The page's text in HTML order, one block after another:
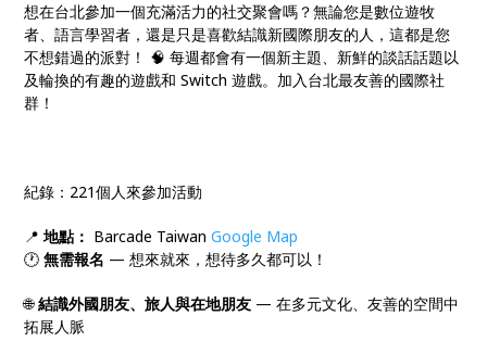
想在台北參加一個充滿活力的社交聚會嗎？無論您是數位遊牧
者、語言學習者，還是只是喜歡結識新國際朋友的人，這都是您
不想錯過的派對！ 🧠 每週都會有一個新主題、新鮮的談話話題以
及輪換的有趣的遊戲和 Switch 遊戲。加入台北最友善的國際社
群！
紀錄：221個人來參加活動
📍地點： Barcade Taiwan Google Map
🕐無需報名 — 想來就來，想待多久都可以！
🌐結識外國朋友、旅人與在地朋友 — 在多元文化、友善的空間中
拓展人脈